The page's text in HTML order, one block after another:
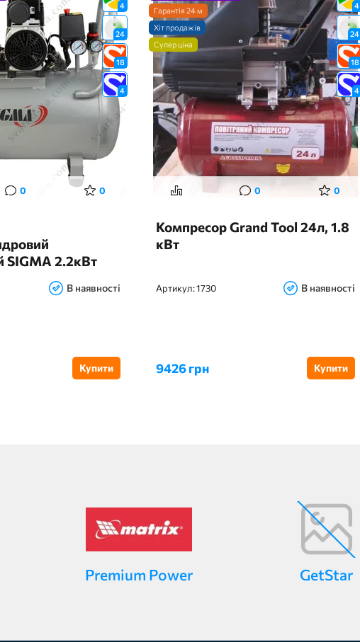
4
24
18
4
0 0
SIGMA 2.2кВт
хв 8бар 58дБ
В наявності
Купити
4
24
18
4
Гарантія 24 м
Хіт продажів
Супер ціна
0 0
Компресор Grand Tool 24л, 1.8
кВт
Артикул:1730 В наявності
9426 грн Купити
Premium Power GetStar